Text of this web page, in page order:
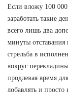
Если вложу 100
заработать такие
всего лишь два
минуты отставания
стрельба в
вокруг
продлевая время
добавлять и просто